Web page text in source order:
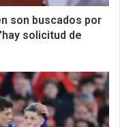
son buscados por
solicitud de